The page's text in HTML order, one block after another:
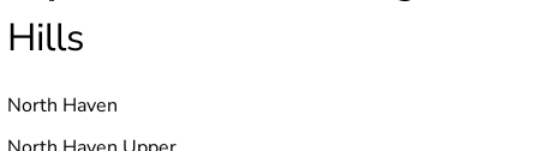
Hills
North Haven